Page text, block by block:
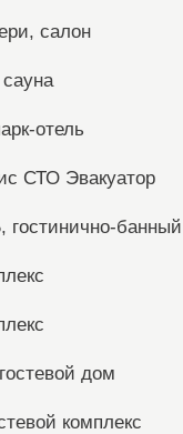
салон
отель
СТО Эвакуатор
банный
дом
комплекс